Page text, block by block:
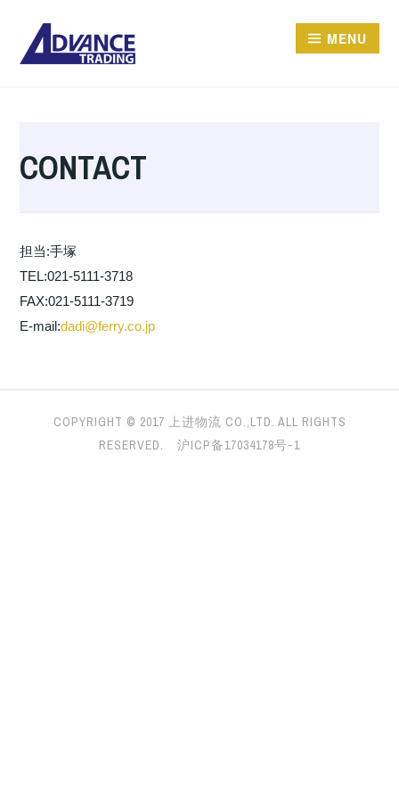
content
MENU
CONTACT
担当:手塚
TEL:021-5111-3718
FAX:021-5111-3719
E-mail:dadi@ferry.co.jp
COPYRIGHT © 2017 上进物流 CO.,LTD. ALL RIGHTS
RESERVED. 沪ICP备17034178号-1